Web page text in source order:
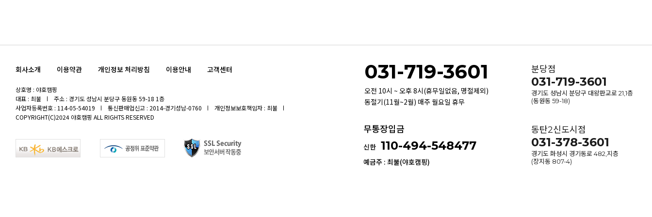
회사소개 이용약관 개인정보 처리방침 이용안내 고객센터
상호명 : 야호캠핑
대표 : 최불
주소 : 경기도 성남시 분당구 동원동 59-18 1층
사업자등록번호 : 114-05-54019
통신판매업신고 : 2014-경기성남-0760
개인정보보호책임자 : 최불
COPYRIGHT(C)2024 야호캠핑 ALL RIGHTS RESERVED
031-719-3601
오전 10시 ~ 오후 8시(휴무일없음, 명절제외)
동절기(11월~2월) 매주 월요일 휴무
무통장입금
신한 110-494-548477
예금주 : 최불(야호캠핑)
분당점
031-719-3601
경기도 성남시 분당구 대왕판교로 21,1층
(동원동 59-18)
동탄2신도시점
031-378-3601
경기도 화성시 경기동로 482,지층
(장지동 807-4)